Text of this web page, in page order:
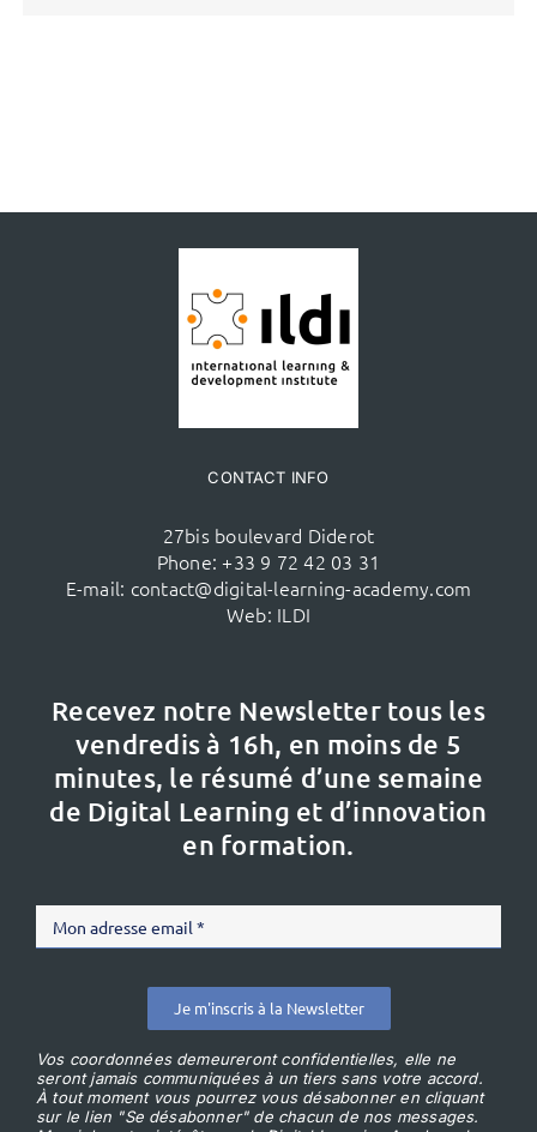
CONTACT INFO
27bis boulevard Diderot
Phone: +33 9 72 42 03 31
E-mail: contact@digital-learning-academy.com
Web: ILDI
Recevez notre Newsletter tous les
vendredis à 16h, en moins de 5
minutes, le résumé d’une semaine
de Digital Learning et d’innovation
en formation.
Je m'inscris à la Newsletter
Vos coordonnées demeureront confidentielles, elle ne
seront jamais communiquées à un tiers sans votre accord.
À tout moment vous pourrez vous désabonner en cliquant
sur le lien "Se désabonner" de chacun de nos messages.